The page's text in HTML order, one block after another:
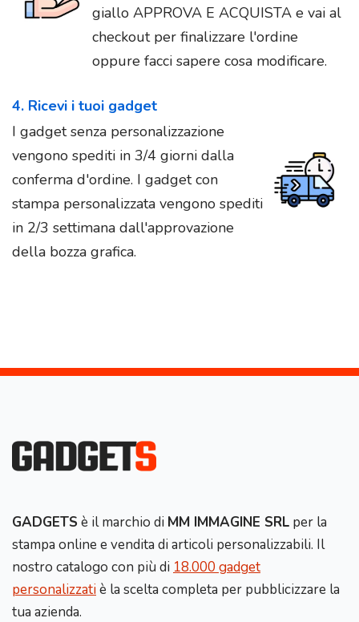
giallo APPROVA E ACQUISTA e vai al
checkout per finalizzare l'ordine
oppure facci sapere cosa modificare.
4. Ricevi i tuoi gadget
I gadget senza personalizzazione
vengono spediti in 3/4 giorni dalla
conferma d'ordine. I gadget con
stampa personalizzata vengono spediti
in 2/3 settimana dall'approvazione
della bozza grafica.
GADGETS è il marchio di MM IMMAGINE SRL per la
stampa online e vendita di articoli personalizzabili. Il
nostro catalogo con più di 18.000 gadget
personalizzatiè la scelta completa per pubblicizzare la
tua azienda.